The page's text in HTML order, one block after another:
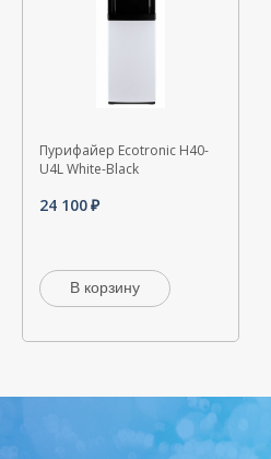
Пурифайер Ecotronic H40-
U4L White-Black
24 100
В корзину